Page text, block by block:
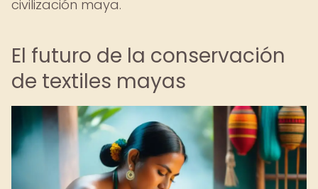
civilización maya.
El futuro de la conservación
de textiles mayas